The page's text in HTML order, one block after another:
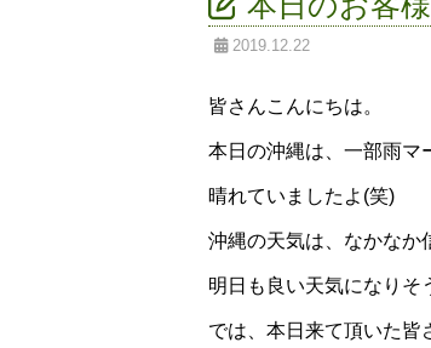
2019.12.22
皆さんこんにちは。
本日の沖縄は、一部雨マ
晴れていましたよ(笑)
沖縄の天気は、なかなか
明日も良い天気になりそ
では、本日来て頂いた皆